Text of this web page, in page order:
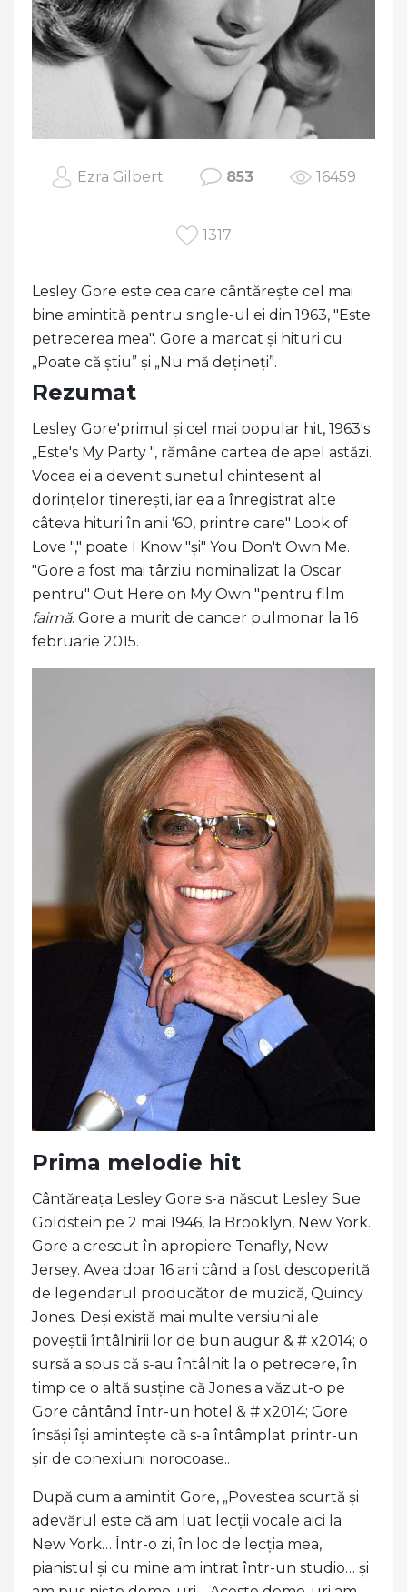
Ezra Gilbert 853 16459
1317
Lesley Gore este cea care cântărește cel mai
bine amintită pentru single-ul ei din 1963, "Este
petrecerea mea". Gore a marcat și hituri cu
„Poate că știu” și „Nu mă dețineți”.
Rezumat
Lesley Gore'primul și cel mai popular hit, 1963's
„Este's My Party ", rămâne cartea de apel astăzi.
Vocea ei a devenit sunetul chintesent al
dorințelor tinerești, iar ea a înregistrat alte
câteva hituri în anii '60, printre care" Look of
Love "," poate I Know "și" You Don't Own Me.
"Gore a fost mai târziu nominalizat la Oscar
pentru" Out Here on My Own "pentru film
faimă. Gore a murit de cancer pulmonar la 16
februarie 2015.
Prima melodie hit
Cântăreața Lesley Gore s-a născut Lesley Sue
Goldstein pe 2 mai 1946, la Brooklyn, New York.
Gore a crescut în apropiere Tenafly, New
Jersey. Avea doar 16 ani când a fost descoperită
de legendarul producător de muzică, Quincy
Jones. Deși există mai multe versiuni ale
poveștii întâlnirii lor de bun augur & # x2014; o
sursă a spus că s-au întâlnit la o petrecere, în
timp ce o altă susține că Jones a văzut-o pe
Gore cântând într-un hotel & # x2014; Gore
însăși își amintește că s-a întâmplat printr-un
șir de conexiuni norocoase..
După cum a amintit Gore, „Povestea scurtă și
adevărul este că am luat lecții vocale aici la
New York… Într-o zi, în loc de lecția mea,
pianistul și cu mine am intrat într-un studio… și